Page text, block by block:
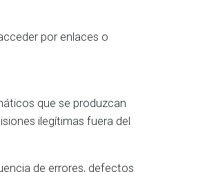
por enlaces o
que se produzcan
ilegítimas fuera del
de errores, defectos